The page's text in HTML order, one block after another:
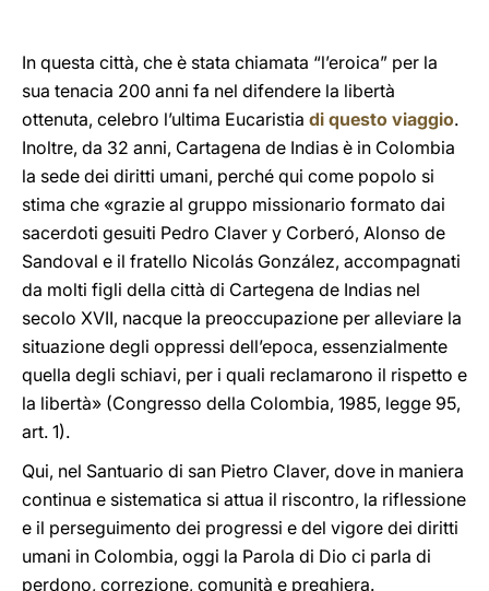
In questa città, che è stata chiamata “l’eroica” per la
sua tenacia 200 anni fa nel difendere la libertà
ottenuta, celebro l’ultima Eucaristia di questo viaggio.
Inoltre, da 32 anni, Cartagena de Indias è in Colombia
la sede dei diritti umani, perché qui come popolo si
stima che «grazie al gruppo missionario formato dai
sacerdoti gesuiti Pedro Claver y Corberó, Alonso de
Sandoval e il fratello Nicolás González, accompagnati
da molti figli della città di Cartegena de Indias nel
secolo XVII, nacque la preoccupazione per alleviare la
situazione degli oppressi dell’epoca, essenzialmente
quella degli schiavi, per i quali reclamarono il rispetto e
la libertà» (Congresso della Colombia, 1985, legge 95,
art. 1).
Qui, nel Santuario di san Pietro Claver, dove in maniera
continua e sistematica si attua il riscontro, la riflessione
e il perseguimento dei progressi e del vigore dei diritti
umani in Colombia, oggi la Parola di Dio ci parla di
perdono, correzione, comunità e preghiera.